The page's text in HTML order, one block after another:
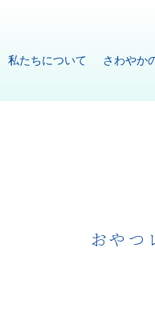
私たちについて さわやか
おやつ